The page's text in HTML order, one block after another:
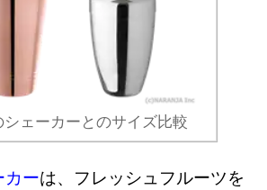
ェーカーとのサイズ比較
カーは、フレッシュフルーツを